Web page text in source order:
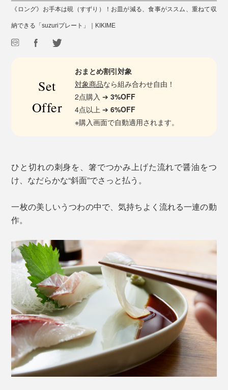
《ロング》お手本は硯（すずり）！お皿が減る、食事がススム、重ねて収
納できる「suzuriプレート」｜KIKIME
Set
Offer
おまとめ割引対象
対象商品なら組み合わせ自由！
2点購入 ➔3%OFF
4点以上 ➔6%OFF
※購入画面で自動適用されます。
ひと切れの刺身を、箸でつかみ上げた流れで醤油をつ
け、なだらかな“斜面”でさっと払う。
一枚の美しいうつわの中で、気持ちよく流れる一連の動
作。